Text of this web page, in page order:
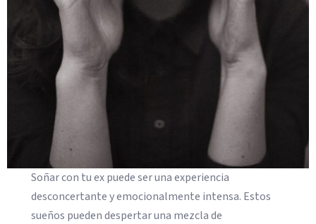
Soñar con tu ex puede ser una experiencia
desconcertante y emocionalmente intensa. Estos
sueños pueden despertar una mezcla de